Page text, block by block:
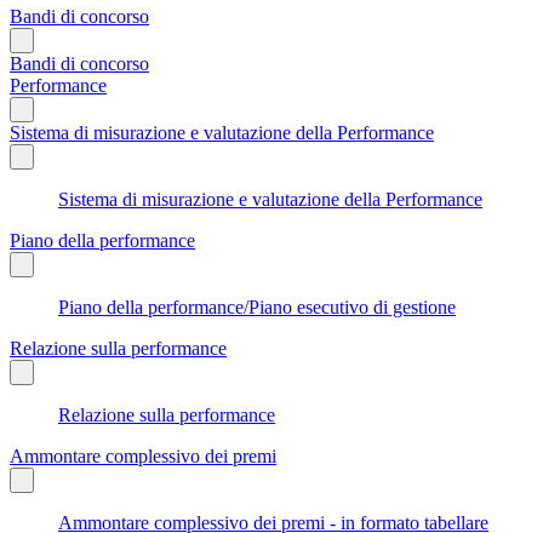
Bandi di concorso
Bandi di concorso
Performance
Sistema di misurazione e valutazione della Performance
Sistema di misurazione e valutazione della Performance
Piano della performance
Piano della performance/Piano esecutivo di gestione
Relazione sulla performance
Relazione sulla performance
Ammontare complessivo dei premi
Ammontare complessivo dei premi - in formato tabellare